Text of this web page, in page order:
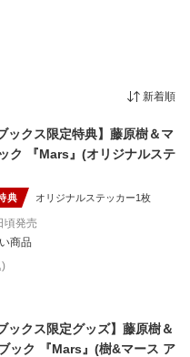
新着順
ックス限定特典】藤原樹＆マ
ク 『Mars』(オリジナルステ
典 オリジナルステッカー1枚
頃発売
商品
)
ックス限定グッズ】藤原樹＆
ック 『Mars』(樹&マース ア